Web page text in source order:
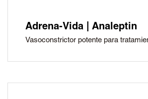
Adrena-Vida | Analeptin
Vasoconstrictor potente para